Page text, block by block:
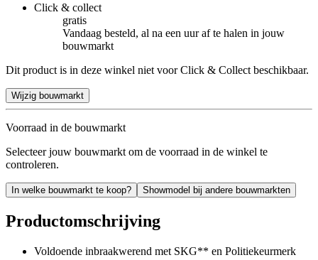
Click & collect
gratis
Vandaag besteld, al na een uur af te halen in jouw
bouwmarkt
Dit product is in deze winkel niet voor Click & Collect beschikbaar.
Wijzig bouwmarkt
Voorraad in de bouwmarkt
Selecteer jouw bouwmarkt om de voorraad in de winkel te
controleren.
In welke bouwmarkt te koop? Showmodel bij andere bouwmarkten
Productomschrijving
Voldoende inbraakwerend met SKG** en Politiekeurmerk